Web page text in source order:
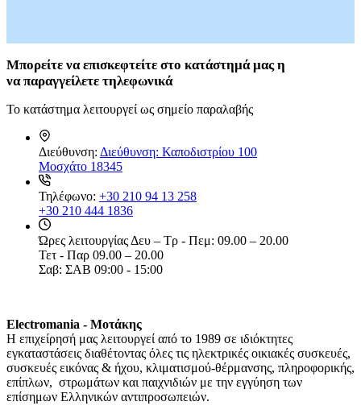
Μπορείτε να επισκεφτείτε στο κατάστημά μας η
ναπαραγγείλετε τηλεφωνικά
Το κατάστημα λειτουργεί ως σημείο παραλαβής
Διεύθυνση: Διεύθυνση: Καποδιστρίου 100
Μοσχάτο 18345
Τηλέφωνο: +30 210 94 13 258
+30 210 444 1836
Ώρες λειτουργίας Δευ – Τρ - Πεμ: 09.00 – 20.00
Τετ - Παρ 09.00 – 20.00
Σαβ: ΣΑΒ 09:00 - 15:00
Electromania - Μοτάκης
H επιχείρησή μας λειτουργεί από το 1989 σε ιδιόκτητες
εγκαταστάσεις διαθέτοντας όλες τις ηλεκτρικές οικιακές συσκευές,
συσκευές εικόνας & ήχου, κλιματισμού-θέρμανσης, πληροφορικής,
επίπλων, στρωμάτων και παιχνιδιών με την εγγύηση των
επίσημων Ελληνικών αντιπροσωπειών.